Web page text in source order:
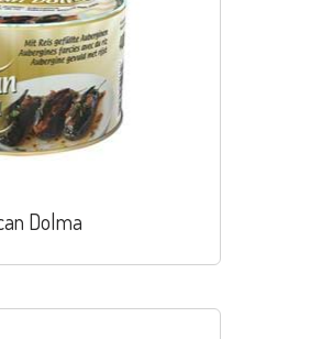
Dolma